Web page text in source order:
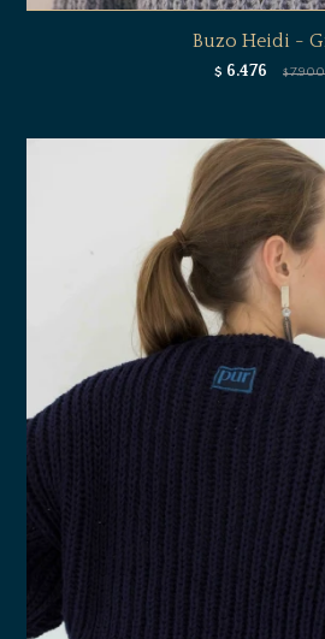
Buzo Heidi -
$ 6.476 $ 7.900